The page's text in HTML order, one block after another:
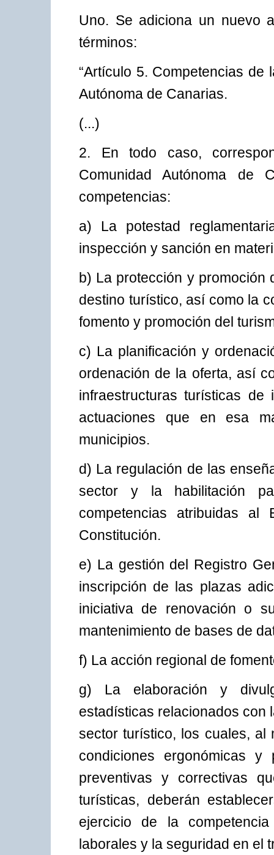
Uno. Se adiciona un nuevo
términos:
“Artículo 5. Competencias de
Autónoma de Canarias.
(...)
2. En todo caso,
Comunidad Autónoma de
competencias:
a) La potestad
inspección y sanción en
b) La protección y promoción
destino turístico, así como la
fomento y promoción del
c) La planificación y
ordenación de la oferta, así
infraestructuras turísticas
actuaciones que en esa
municipios.
d) La regulación de las
sector y la habilitación
competencias atribuidas
Constitución.
e) La gestión del Registro
inscripción de las plazas
iniciativa de renovación o
mantenimiento de bases de
f) La acción regional de
g) La elaboración y
estadísticas relacionados con
sector turístico, los cuales, al
condiciones ergonómicas
preventivas y correctivas
turísticas, deberán
ejercicio de la
laborales y la seguridad en el